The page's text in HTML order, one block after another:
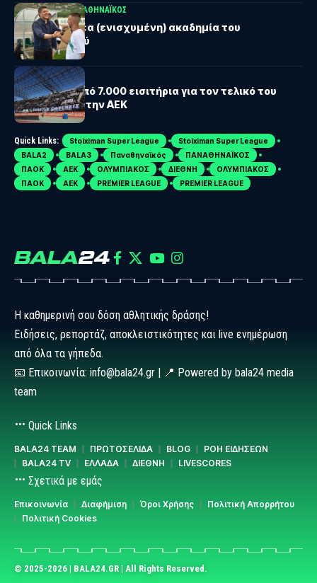
BALA24 ΘΕΜΑΠΑΝΑΘΗΝΑΪΚΟΣ
Μέσα στην νέα (ενισχυμένη) ακαδημία του
Παναθηναϊκού
SUPER CUP
ΟΦΗ: Πάνω από 7.000 εισιτήρια για τον τελικό του
Super Cup με την ΑΕΚ
Quick Links: Stoiximan Super League
Stoiximan Super League
BALA2
BALA3 Παναθηναϊκός
ΠΑΝΑΘΗΝΑΪΚΟΣ
ΠΑΟΚ
ΑΕΚ ΟΛΥΜΠΙΑΚΟΣ ΔΙΕΘΝΗ
ΟΛΥΜΠΙΑΚΟΣ
ΠΑΟΚ
ΑΕΚ PREMIER LEAGUE PREMIER LEAGUE
Η καθημερινή σου δόση αθλητικής δράσης!
Ειδήσεις, ρεπορτάζ, αποκλειστικότητες και live ενημέρωση
από όλα τα γήπεδα.
📧 Επικοινωνία: info@bala24.gr | 📍 Powered by bala24 media
team
Quick Links
BALA24 TEAM ΠΡΩΤΟΣΕΛΙΔΑ BLOG
ΡΟΗ ΕΙΔΗΣΕΩΝ
BALA24 TV
ΕΛΛΑΔΑ ΔΙΕΘΝΗ LIVESCORES
Σχετικά με εμάς
Επικοινωνία Διαφήμιση Όροι Χρήσης
Πολιτική Απορρήτου
Πολιτική Cookies
© 2025-2026 | BALA24.GR | All Rights Reserved.